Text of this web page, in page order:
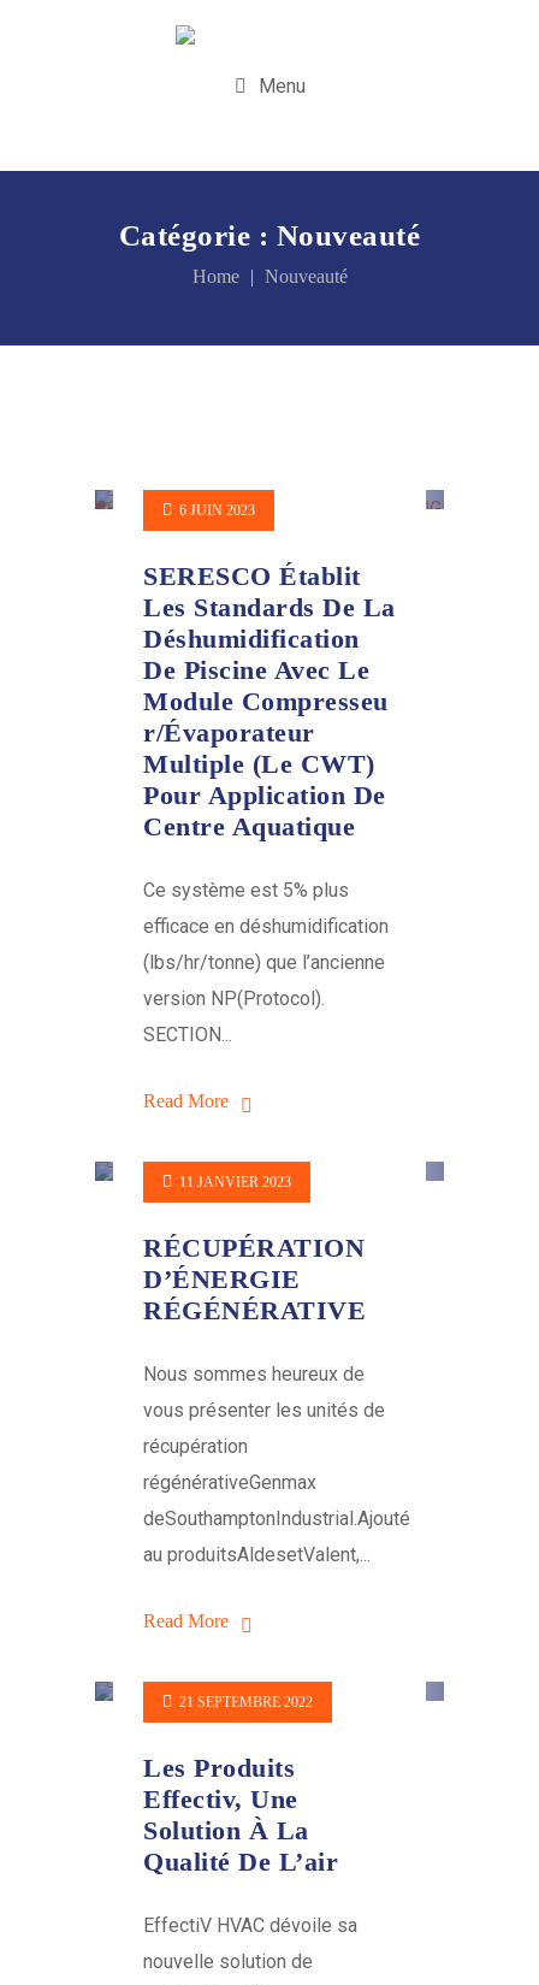
Menu
Catégorie : Nouveauté
Home Nouveauté
6 JUIN 2023
SERESCO Établit
Les Standards De La
Déshumidification
De Piscine Avec Le
Module Compresseu
R/évaporateur
Multiple (le CWT)
Pour Application De
Centre Aquatique
Ce système est 5% plus
efficace en déshumidification
(lbs/hr/tonne) que l’ancienne
version NP(Protocol).
SECTION...
Read More
11 JANVIER 2023
RÉCUPÉRATION
D’ÉNERGIE
RÉGÉNÉRATIVE
Nous sommes heureux de
vous présenter les unités de
récupération
régénérativeGenmax
deSouthamptonIndustrial.Ajouté
au produitsAldesetValent,...
Read More
21 SEPTEMBRE 2022
Les Produits
Effectiv, Une
Solution À La
Qualité De L’air
EffectiV HVAC dévoile sa
nouvelle solution de